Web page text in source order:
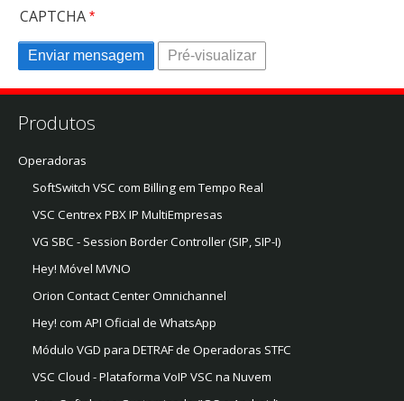
CAPTCHA
Produtos
Operadoras
SoftSwitch VSC com Billing em Tempo Real
VSC Centrex PBX IP MultiEmpresas
VG SBC - Session Border Controller (SIP, SIP-I)
Hey! Móvel MVNO
Orion Contact Center Omnichannel
Hey! com API Oficial de WhatsApp
Módulo VGD para DETRAF de Operadoras STFC
VSC Cloud - Plataforma VoIP VSC na Nuvem